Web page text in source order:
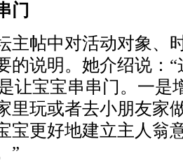
门
帖中对活动对象、
的说明。她介绍说：
让宝宝串串门。一是
里玩或者去小朋友家
宝更好地建立主人翁
”